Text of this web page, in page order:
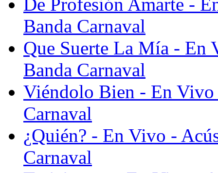
Banda Carnaval
Que Suerte La Mía -
Banda Carnaval
Viéndolo Bien - En
Carnaval
¿Quién? - En Vivo -
Carnaval